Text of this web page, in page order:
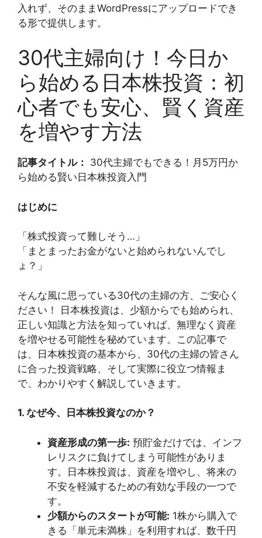
入れず、そのままWordPressにアップロードでき
る形で提供します。
30代主婦向け！今日か
ら始める日本株投資：初
心者でも安心、賢く資産
を増やす方法
記事タイトル： 30代主婦でもできる！月5万円か
ら始める賢い日本株投資入門
はじめに
「株式投資って難しそう…」
「まとまったお金がないと始められないんでし
ょ？」
そんな風に思っている30代の主婦の方、ご安心く
ださい！ 日本株投資は、少額からでも始められ、
正しい知識と方法を知っていれば、無理なく資産
を増やせる可能性を秘めています。この記事で
は、日本株投資の基本から、30代の主婦の皆さん
に合った投資戦略、そして実際に役立つ情報ま
で、わかりやすく解説していきます。
1. なぜ今、日本株投資なのか？
資産形成の第一歩: 預貯金だけでは、インフ
レリスクに負けてしまう可能性がありま
す。日本株投資は、資産を増やし、将来の
不安を軽減するための有効な手段の一つで
す。
少額からのスタートが可能: 1株から購入で
きる「単元未満株」を利用すれば、数千円